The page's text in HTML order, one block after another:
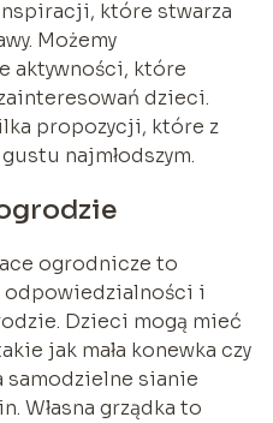
które stwarza
Możemy
aktywności, które
dzieci.
propozycji, które z
najmłodszym.
ogrodnicze to
odpowiedzialności i
Dzieci mogą mieć
jak mała konewka czy
samodzielne sianie
Własna grządka to